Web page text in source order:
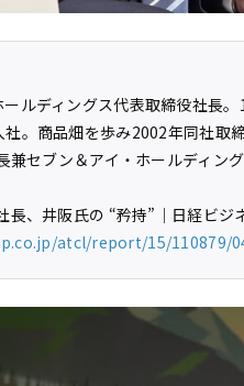
ルディングス代表取締役社長
。商品畑を歩み2002年同社取
兼セブン＆アイ・ホールディン
長、井阪氏の “矜持”｜日経ビジ
atcl/report/15/110879/